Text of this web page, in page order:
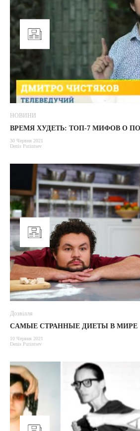
НОВИНИ
ВРЕМЯ ХУДЕТЬ: ТОП-7 МИФОВ О
30 Червня 2021
Denis Putintsev
Дозвілля
CАМЫЕ СТРАННЫЕ ДИЕТЫ В МИРЕ
10 Червня 2021
Denis Putintsev